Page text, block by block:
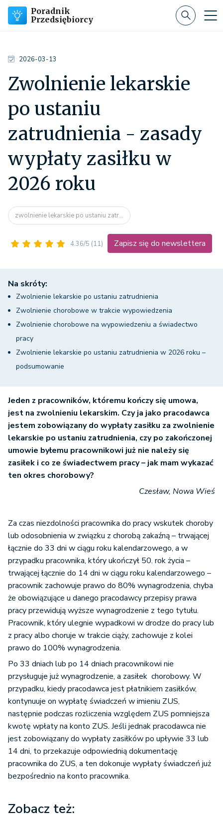
Poradnik
Przedsiębiorcy
2026-03-13
Zwolnienie lekarskie
po ustaniu
zatrudnienia - zasady
wypłaty zasiłku w
2026 roku
zwolnienie lekarskie po ustaniu zatr...
4.36/5 (11) Zapisz się do newslettera
Na skróty:
Zwolnienie lekarskie po ustaniu zatrudnienia
Zwolnienie chorobowe w trakcie wypowiedzenia
Zwolnienie chorobowe na wypowiedzeniu a świadectwo
pracy
Zwolnienie lekarskie po ustaniu zatrudnienia w 2026 roku –
podsumowanie
Jeden z pracowników, któremu kończy się umowa,
jest na zwolnieniu lekarskim. Czy ja jako pracodawca
jestem zobowiązany do wypłaty zasiłku za zwolnienie
lekarskie po ustaniu zatrudnienia, czy po zakończonej
umowie byłemu pracownikowi już nie należy się
zasiłek i co ze świadectwem pracy – jak mam wykazać
ten okres chorobowy?
Czesław, Nowa Wieś
Za czas niezdolności pracownika do pracy wskutek choroby
lub odosobnienia w związku z chorobą zakaźną – trwającej
łącznie do 33 dni w ciągu roku kalendarzowego, a w
przypadku pracownika, który ukończył 50. rok życia –
trwającej łącznie do 14 dni w ciągu roku kalendarzowego –
pracownik zachowuje prawo do 80% wynagrodzenia, chyba
że obowiązujące u danego pracodawcy przepisy prawa
pracy przewidują wyższe wynagrodzenie z tego tytułu.
Pracownik, który ulegnie wypadkowi w drodze do pracy lub
z pracy albo choruje w trakcie ciąży, zachowuje z kolei
prawo do 100% wynagrodzenia.
Po 33 dniach lub po 14 dniach pracownikowi nie
przysługuje już wynagrodzenie, a zasiłek chorobowy. W
przypadku, kiedy pracodawca jest płatnikiem zasiłków,
kontynuuje on wypłatę świadczeń w imieniu ZUS,
następnie podczas rozliczenia względem ZUS pomniejsza
kwotę wpłaty na konto ZUS. Jeśli jednak pracodawca nie
jest zobowiązany do wypłaty zasiłków po upływie 33 lub
14 dni, to przekazuje odpowiednią dokumentację
pracownika do ZUS, a ten dokonuje wypłaty świadczeń już
bezpośrednio na konto pracownika.
Zobacz też: